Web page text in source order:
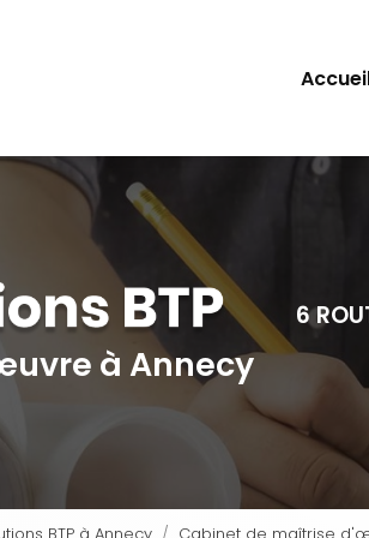
à Annecy
6